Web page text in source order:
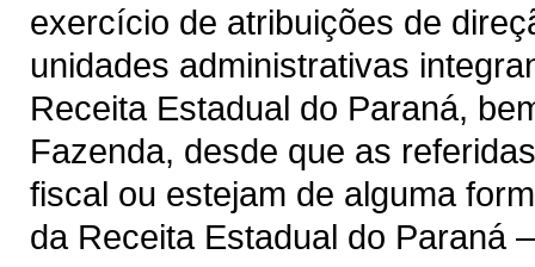
exercício de atribuições de
unidades administrativas
Receita Estadual do Paraná,
Fazenda, desde que as
fiscal ou estejam de alguma
da Receita Estadual do Paraná